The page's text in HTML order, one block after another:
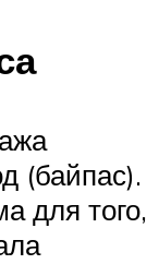
(байпас).
для того,